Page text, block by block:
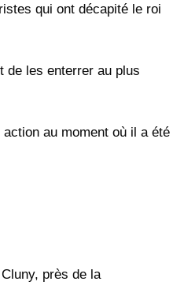
qui ont décapité le roi
de les enterrer au plus
au moment où il a été
près de la